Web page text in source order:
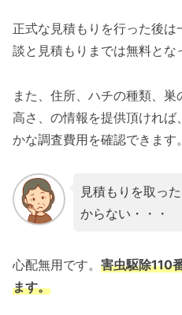
正式な見積もりを行った後
談と見積もりまでは無料とな
また、住所、ハチの種類、
高さ、の情報を提供頂ければ
かな調査費用を確認できます。
見積もりを取っ
からない・・・
心配無用です。 害虫駆除110
ます。